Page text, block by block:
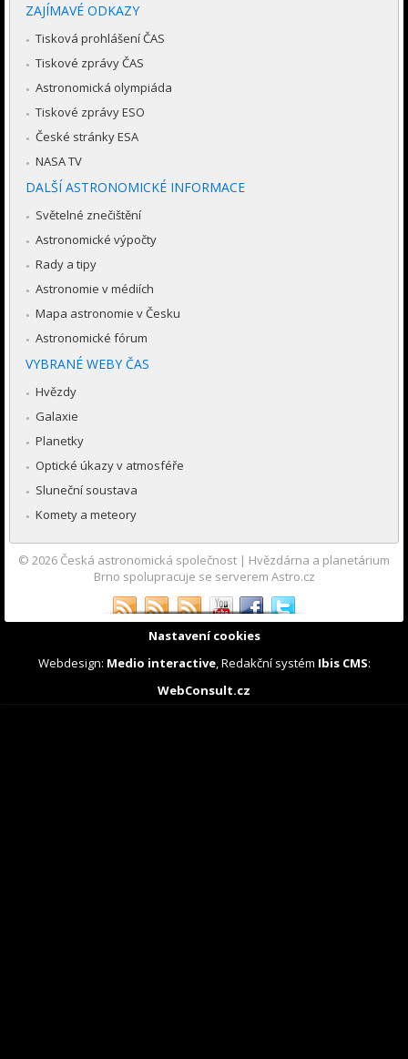
ZAJÍMAVÉ ODKAZY
Tisková prohlášení ČAS
Tiskové zprávy ČAS
Astronomická olympiáda
Tiskové zprávy ESO
České stránky ESA
NASA TV
DALŠÍ ASTRONOMICKÉ INFORMACE
Světelné znečištění
Astronomické výpočty
Rady a tipy
Astronomie v médiích
Mapa astronomie v Česku
Astronomické fórum
VYBRANÉ WEBY ČAS
Hvězdy
Galaxie
Planetky
Optické úkazy v atmosféře
Sluneční soustava
Komety a meteory
© 2026 Česká astronomická společnost | Hvězdárna a planetárium
Brno spolupracuje se serverem Astro.cz
Nastavení cookies
Webdesign: Medio interactive, Redakční systém Ibis CMS:
WebConsult.cz